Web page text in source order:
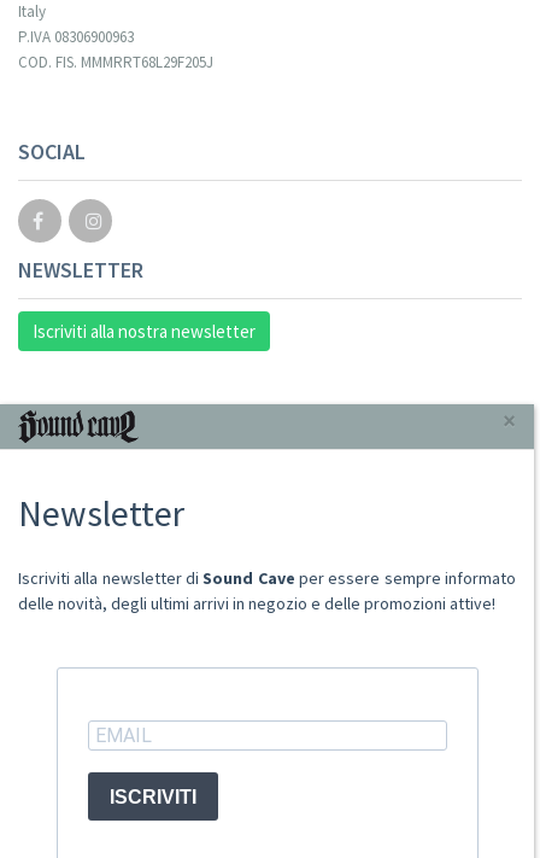
Italy
P.IVA 08306900963
COD. FIS. MMMRRT68L29F205J
SOCIAL
NEWSLETTER
Iscriviti alla nostra newsletter
INFORMAZIONI
Punto Vendita
Spese postali
Domande Comuni
Ritiro merce in sede
ACCOUNT
×
Newsletter
Iscriviti alla newsletter diSound Cave per essere sempre informato
delle novità, degli ultimi arrivi in negozio e delle promozioni attive!
ISCRIVITI